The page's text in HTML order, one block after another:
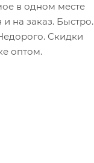
в одном месте
и на заказ. Быстро.
Скидки
оптом.